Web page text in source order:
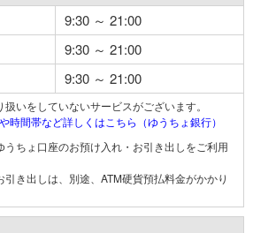
9:30 ～ 21:00
9:30 ～ 21:00
9:30 ～ 21:00
いをしていないサービスがございます。
時間帯など詳しくはこちら（ゆうちょ銀行）
ちょ口座のお預け入れ・お引き出しをご利用
き出しは、別途、ATM硬貨預払料金がかかり